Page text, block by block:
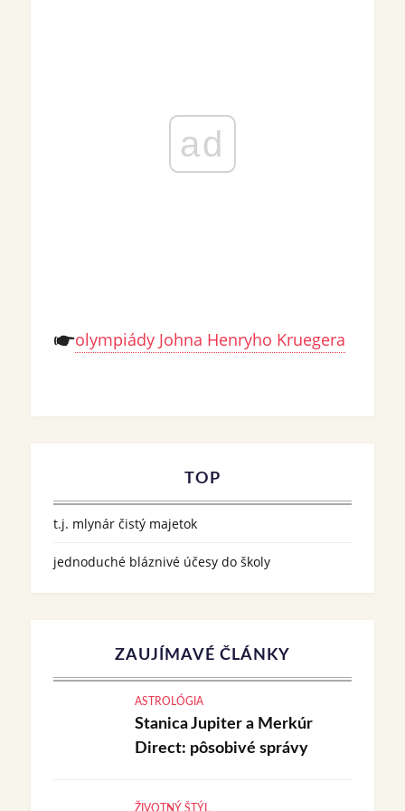
ad
olympiády Johna Henryho Kruegera
TOP
t.j. mlynár čistý majetok
jednoduché bláznivé účesy do školy
ZAUJÍMAVÉ ČLÁNKY
ASTROLÓGIA
Stanica Jupiter a Merkúr
Direct: pôsobivé správy
ŽIVOTNÝ ŠTÝL